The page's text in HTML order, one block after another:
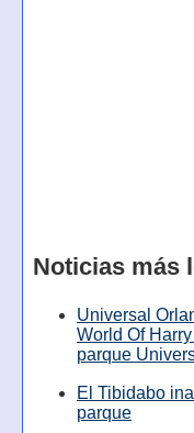
Noticias más
Universal
World Of
parque
El Tibidabo
parque